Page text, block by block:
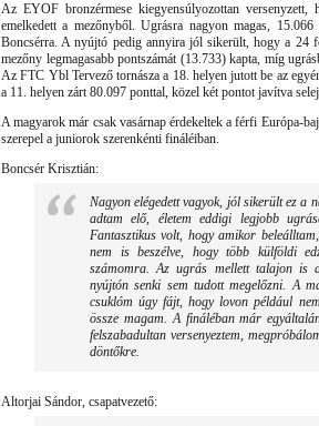
Az EYOF bronzérmese kiegyensúlyozottan
emelkedett a mezőnyből. Ugrásra nagyon magas,
Boncsérra. A nyújtó pedig annyira jól sikerült, hogy a 24
mezőny legmagasabb pontszámát (13.733) kapta, míg
Az FTC Ybl Tervező tornásza a 18. helyen jutott be az
a 11. helyen zárt 80.097 ponttal, közel két pontot javítva
A magyarok már csak vasárnap érdekeltek a férfi Európa-
szerepel a juniorok szerenkénti fináléiban.
Boncsér Krisztián:
Nagyon elégedett vagyok, jól sikerült ez a
adtam elő, életem eddigi legjobb
Fantasztikus volt, hogy amikor
nem is beszélve, hogy több külföldi
számomra. Az ugrás mellett talajon is
nyújtón senki sem tudott megelőzni. A
csuklóm úgy fájt, hogy lovon például
össze magam. A fináléban már
felszabadultan versenyeztem,
döntőkre.
Altorjai Sándor, csapatvezető: